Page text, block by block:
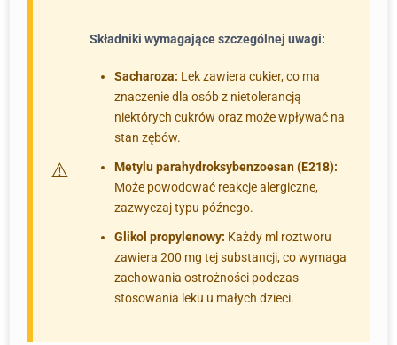
Składniki wymagające szczególnej uwagi:
Sacharoza: Lek zawiera cukier, co ma
znaczenie dla osób z nietolerancją
niektórych cukrów oraz może wpływać na
stan zębów.
Metylu parahydroksybenzoesan (E218):
Może powodować reakcje alergiczne,
zazwyczaj typu późnego.
Glikol propylenowy: Każdy ml roztworu
zawiera 200 mg tej substancji, co wymaga
zachowania ostrożności podczas
stosowania leku u małych dzieci.